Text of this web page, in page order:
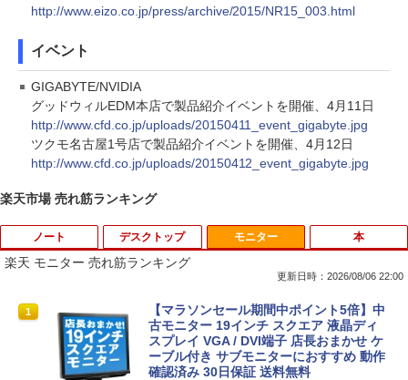
http://www.eizo.co.jp/press/archive/2015/NR15_003.html
イベント
GIGABYTE/NVIDIA
グッドウィルEDM本店で製品紹介イベントを開催、4月11日
http://www.cfd.co.jp/uploads/20150411_event_gigabyte.jpg
ツクモ名古屋1号店で製品紹介イベントを開催、4月12日
http://www.cfd.co.jp/uploads/20150412_event_gigabyte.jpg
楽天市場 売れ筋ランキング
ノート
1
【中古】第4世代 Core i3搭載ノートパソ
コン 500GB 4GBメモリ DVDマルチドラ
イブ 15.6インチ Wi-Fi 【Windows10】
MS 365 Office Web 注目PC [105]
デスクトップ
1
Magic Trackpad 2 用 トラックパッド 保
護フィルム OverLay Protector for Magi
c Trackpad 2保護 フィルム シート シー
ル フィルター アンチグレア サラサラ マ
ウス 低反射 タッチパッド トラックパッ
モニター
楽天 モニター 売れ筋ランキング
更新日時：2026/08/06 22:00
1
【マラソンセール期間中ポイント5倍】中
古モニター 19インチ スクエア 液晶ディ
スプレイ VGA / DVI端子 店長おまかせ ケ
ーブル付き サブモニターにおすすめ 動作
確認済み 30日保証 送料無料
本